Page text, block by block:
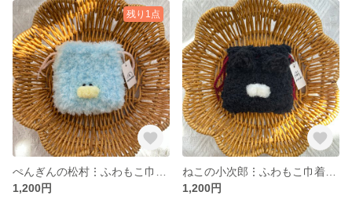
残り1点
1,200円
1,200円